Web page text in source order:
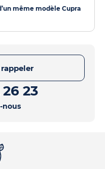
même modèle Cupra
23
nous